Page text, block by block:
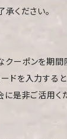
承ください。
ーポンを期間
ドを入力する
に是非ご活用く